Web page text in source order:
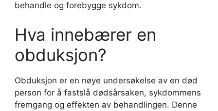
behandle og forebygge sykdom.
Hva innebærer en
obduksjon?
Obduksjon er en nøye undersøkelse av en død
person for å fastslå dødsårsaken, sykdommens
fremgang og effekten av behandlingen. Denne